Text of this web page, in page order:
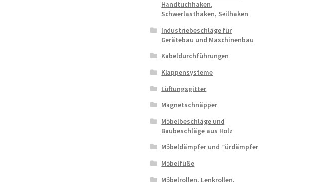
Handtuchhaken,
Schwerlasthaken, Seilhaken
Industriebeschläge für
Gerätebau und Maschinenbau
Kabeldurchführungen
Klappensysteme
Lüftungsgitter
Magnetschnäpper
Möbelbeschläge und
Baubeschläge aus Holz
Möbeldämpfer und Türdämpfer
Möbelfüße
Möbelrollen, Lenkrollen,